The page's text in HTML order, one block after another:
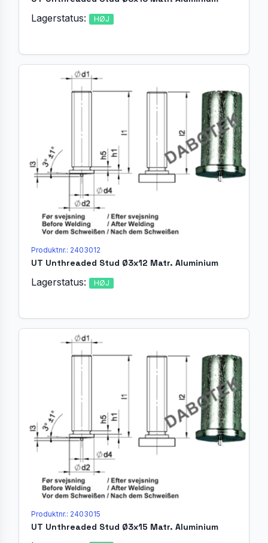
Lagerstatus: HØJ
Produktnr.: 2403012
UT Unthreaded Stud Ø3x12 Matr. Aluminium
Lagerstatus: HØJ
Produktnr.: 2403015
UT Unthreaded Stud Ø3x15 Matr. Aluminium